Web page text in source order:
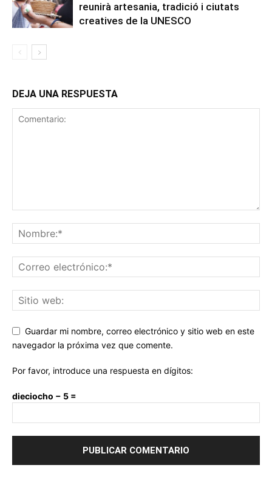
reunirà artesania, tradició i ciutats
creatives de la UNESCO
DEJA UNA RESPUESTA
Guardar mi nombre, correo electrónico y sitio web en este
navegador la próxima vez que comente.
Por favor, introduce una respuesta en dígitos:
dieciocho − 5 =